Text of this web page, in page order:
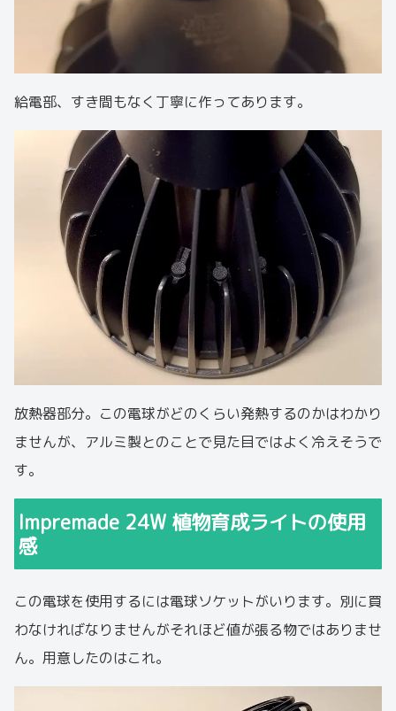
給電部、すき間もなく丁寧に作ってあります。
放熱器部分。この電球がどのくらい発熱するのかはわかり
ませんが、アルミ製とのことで見た目ではよく冷えそうで
す。
Impremade 24W 植物育成ライトの使用
感
この電球を使用するには電球ソケットがいります。別に買
わなければなりませんがそれほど値が張る物ではありませ
ん。用意したのはこれ。